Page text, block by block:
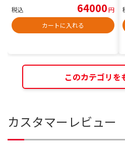
税込 64000円
カートに入れる
このカテゴリを
カスタマーレビュー